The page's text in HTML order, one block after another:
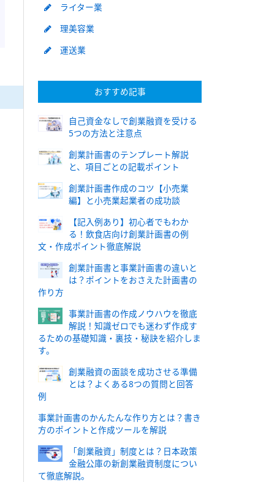
ライター業
理美容業
運送業
おすすめ記事
自己資金なしで創業融資を受ける
5つの方法と注意点
創業計画書のテンプレート解説
と、項目ごとの記載ポイント
創業計画書作成のコツ【小売業
編】と小売業起業者の成功談
【記入例あり】初心者でもわか
る！飲食店向け創業計画書の例
文・作成ポイント徹底解説
創業計画書と事業計画書の違いと
は？ポイントをおさえた計画書の
作り方
事業計画書の作成ノウハウを徹底
解説！知識ゼロでも迷わず作成す
るための基礎知識・裏技・秘訣を紹介しま
す。
創業融資の面談を成功させる準備
とは？よくある8つの質問と回答
例
事業計画書のかんたんな作り方とは？書き
方のポイントと作成ツールを解説
「創業融資」制度とは？日本政策
金融公庫の新創業融資制度につい
て徹底解説。